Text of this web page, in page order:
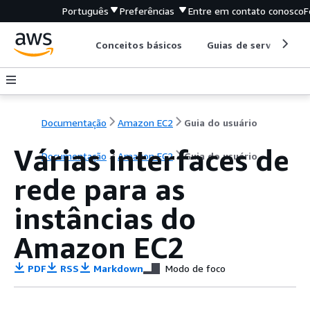
Português Preferências Entre em contato conosco
Conceitos básicos Guias de serviço
Documentação Amazon EC2 Guia do usuário
Documentação Amazon EC2 Guia do usuário
Várias interfaces de
rede para as
instâncias do
Amazon EC2
PDF RSS Markdown Modo de foco